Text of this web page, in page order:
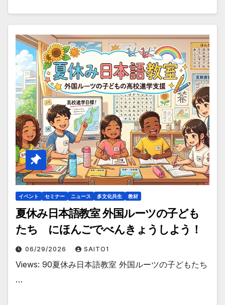
イベント セミナー ニュース 多文化共生 教材
夏休み日本語教室 外国ルーツの子ども
たち にほんごでべんきょうしよう！
06/29/2026 SAITO1
Views: 90夏休み日本語教室 外国ルーツの子どもたち
…